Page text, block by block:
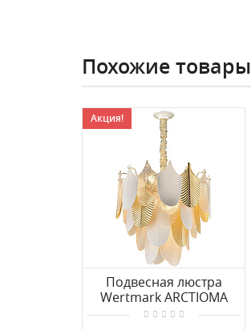
Похожие товары
Акция!
Подвесная люстра
Wertmark ARCTIOMA
WE126.19.303